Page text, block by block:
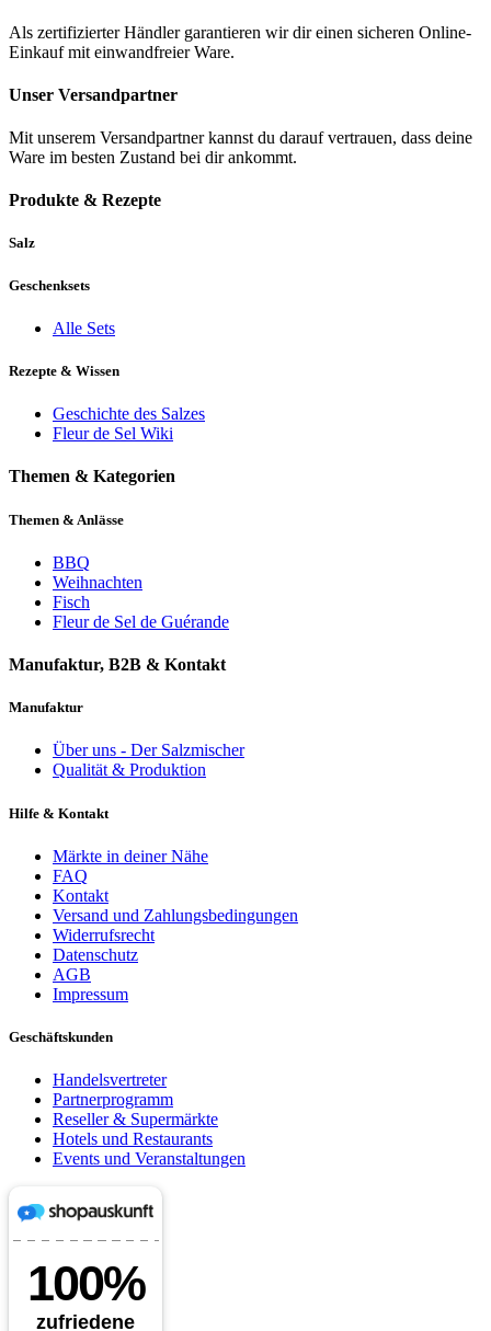
Als zertifizierter Händler garantieren wir dir einen sicheren Online-
Einkauf mit einwandfreier Ware.
Unser Versandpartner
Mit unserem Versandpartner kannst du darauf vertrauen, dass deine
Ware im besten Zustand bei dir ankommt.
Produkte & Rezepte
Salz
Geschenksets
Alle Sets
Rezepte & Wissen
Geschichte des Salzes
Fleur de Sel Wiki
Themen & Kategorien
Themen & Anlässe
BBQ
Weihnachten
Fisch
Fleur de Sel de Guérande
Manufaktur, B2B & Kontakt
Manufaktur
Über uns - Der Salzmischer
Qualität & Produktion
Hilfe & Kontakt
Märkte in deiner Nähe
FAQ
Kontakt
Versand und Zahlungsbedingungen
Widerrufsrecht
Datenschutz
AGB
Impressum
Geschäftskunden
Handelsvertreter
Partnerprogramm
Reseller & Supermärkte
Hotels und Restaurants
Events und Veranstaltungen